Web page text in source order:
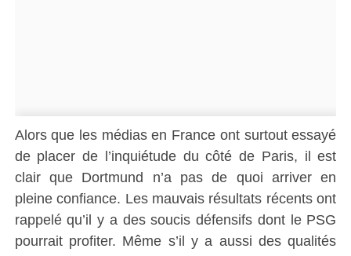
Alors que les médias en France ont surtout essayé
de placer de l’inquiétude du côté de Paris, il est
clair que Dortmund n’a pas de quoi arriver en
pleine confiance. Les mauvais résultats récents ont
rappelé qu’il y a des soucis défensifs dont le PSG
pourrait profiter. Même s’il y a aussi des qualités